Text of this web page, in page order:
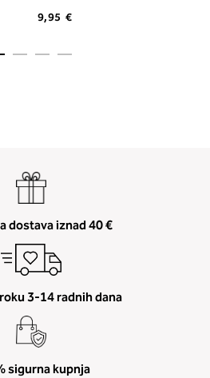
9,95 €
dostava iznad 40 €
3-14 radnih dana
sigurna kupnja